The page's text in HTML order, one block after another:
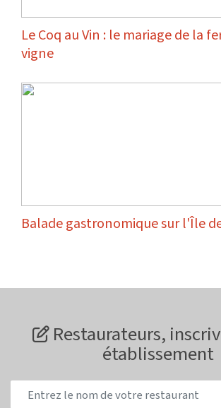
Le Coq au Vin : le mariage de la
vigne
Balade gastronomique sur l'Île
Restaurateurs,
établissement